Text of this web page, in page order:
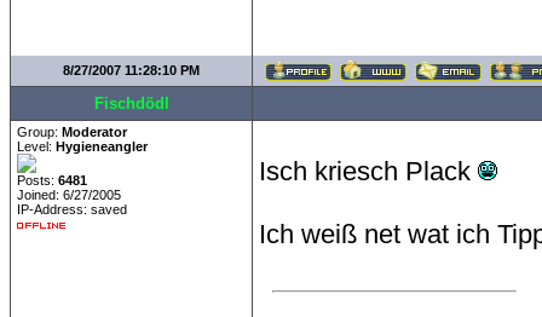
8/27/2007 11:28:10 PM
Fischdödl
Group: Moderator
Level: Hygieneangler
Posts: 6481
Joined: 6/27/2005
IP-Address: saved
Isch kriesch Plack
Ich weiß net wat ich